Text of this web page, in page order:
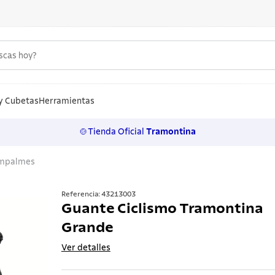
Cubetas Herramientas
🍲Tienda Oficial Tramontina
Referencia:43213003
Guante Ciclismo Tramontina
Grande
Ver detalles